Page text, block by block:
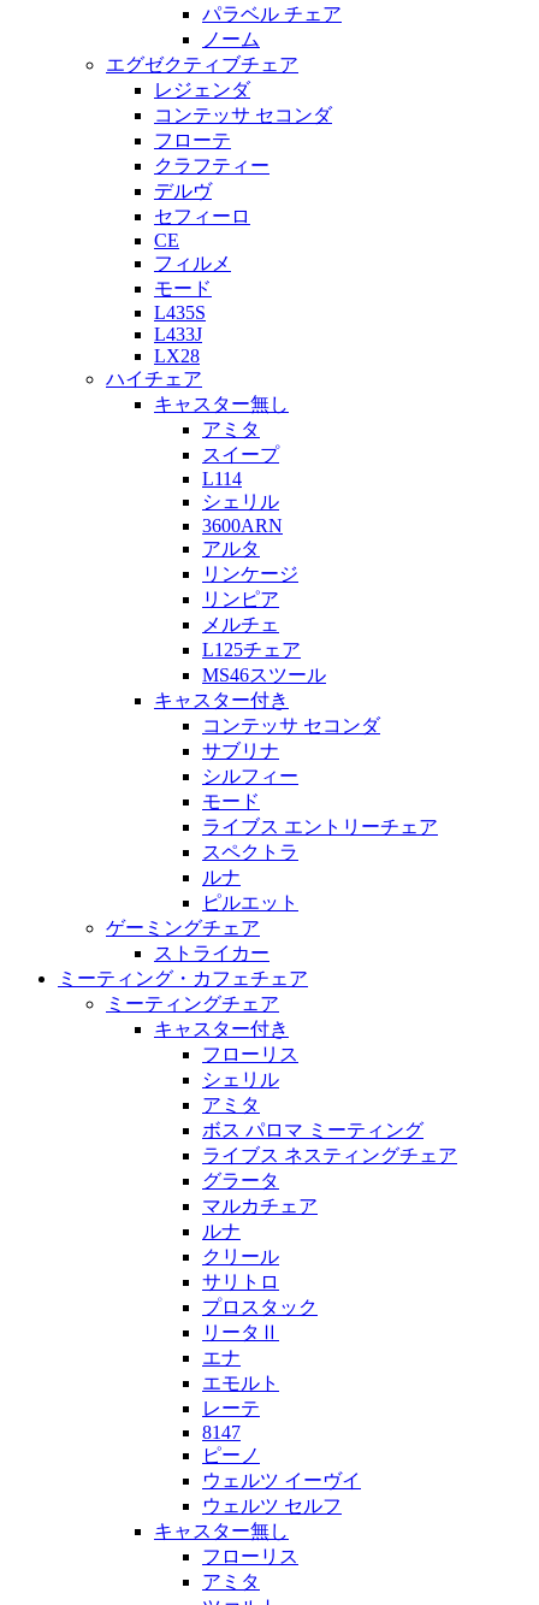
パラベル チェア
ノーム
エグゼクティブチェア
レジェンダ
コンテッサ セコンダ
フローテ
クラフティー
デルヴ
セフィーロ
CE
フィルメ
モード
L435S
L433J
LX28
ハイチェア
キャスター無し
アミタ
スイープ
L114
シェリル
3600ARN
アルタ
リンケージ
リンピア
メルチェ
L125チェア
MS46スツール
キャスター付き
コンテッサ セコンダ
サブリナ
シルフィー
モード
ライブス エントリーチェア
スペクトラ
ルナ
ピルエット
ゲーミングチェア
ストライカー
ミーティング・カフェチェア
ミーティングチェア
キャスター付き
フローリス
シェリル
アミタ
ボス パロマ ミーティング
ライブス ネスティングチェア
グラータ
マルカチェア
ルナ
クリール
サリトロ
プロスタック
リータⅡ
エナ
エモルト
レーテ
8147
ピーノ
ウェルツ イーヴイ
ウェルツ セルフ
キャスター無し
フローリス
アミタ